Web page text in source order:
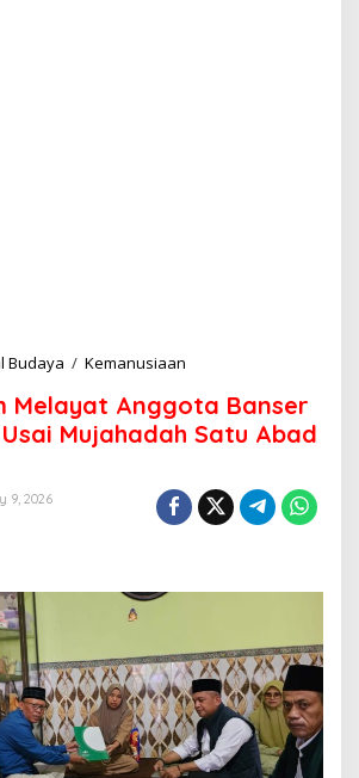
Budaya / Kemanusiaan
N
U
t
i
l
a
t
A
n
g
g
Melayat Anggota Banser
Mujahadah Satu Abad
9, 2026